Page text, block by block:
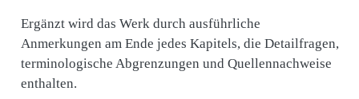
Ergänzt wird das Werk durch ausführliche
Anmerkungen am Ende jedes Kapitels, die Detailfragen,
terminologische Abgrenzungen und Quellennachweise
enthalten.